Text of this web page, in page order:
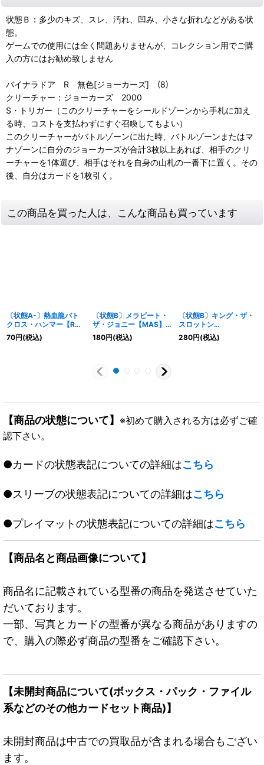
状態Ｂ：多少のキズ、スレ、汚れ、凹み、小さな折れなどがある状
態。
ゲームでの使用には全く問題ありませんが、コレクション用でご購
入の方にはお勧め致しません
バイナラドア R 無色[ジョーカーズ] (8)
クリーチャー：ジョーカーズ 2000
S・トリガー（このクリーチャーをシールドゾーンから手札に加え
る時、コストを支払わずにすぐ召喚してもよい）
このクリーチャーがバトルゾーンに出た時、バトルゾーンまたはマ
ナゾーンに自分のジョーカーズが合計3枚以上あれば、相手のクリ
ーチャーを1体選び、相手はそれを自身の山札の一番下に置く。その
後、自分はカードを1枚引く。
この商品を買った人は、こんな商品も買っています
〔状態A-〕熱血龍バト
クロス・ハンマー【R】
{RP2120/76}《火》
70円(税込)
〔状態B〕メラビート・
ザ・ジョニー【MAS】
{EX19M35/M40}
《火》
180円(税込)
〔状態B〕キング・ザ・
スロットン
7/7777777【SR】
{RP06S1/S10}《無》
280円(税込)
【商品の状態について】 ※初めて購入される方は必ずご確
認下さい。
●カードの状態表記についての詳細はこちら
●スリーブの状態表記についての詳細はこちら
●プレイマットの状態表記についての詳細はこちら
【商品名と商品画像について】
商品名に記載されている型番の商品を発送させていた
だいております。
一部、写真とカードの型番が異なる商品がありますの
で、購入の際必ず商品の型番をご確認下さい。
【未開封商品について(ボックス・パック・ファイル
系などのその他カードセット商品)】
未開封商品は中古での買取品が含まれる場合もござい
ます。